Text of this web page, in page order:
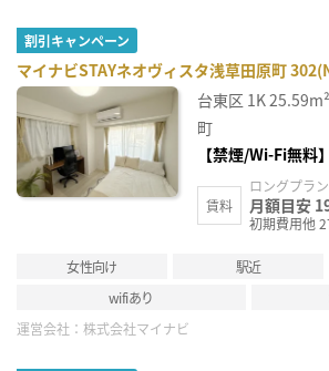
割引キャンペーン
マイナビSTAYネオヴィスタ浅草田原町
台東区 1K25.59m²
町
【禁煙/Wi-Fi無料】
賃料
ロングプラン
月額目安
初期費用他
女性向け 駅近
wifiあり
運営会社： 株式会社マイナビ